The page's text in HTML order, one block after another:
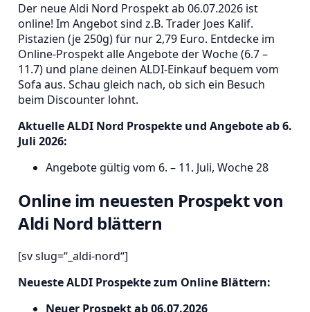
Der neue Aldi Nord Prospekt ab 06.07.2026 ist
online! Im Angebot sind z.B. Trader Joes Kalif.
Pistazien (je 250g) für nur 2,79 Euro. Entdecke im
Online-Prospekt alle Angebote der Woche (6.7 –
11.7) und plane deinen ALDI-Einkauf bequem vom
Sofa aus. Schau gleich nach, ob sich ein Besuch
beim Discounter lohnt.
Aktuelle ALDI Nord Prospekte und Angebote ab 6.
Juli 2026:
Angebote gültig vom 6. – 11. Juli, Woche 28
Online im neuesten Prospekt von
Aldi Nord blättern
[sv slug=“_aldi-nord“]
Neueste ALDI Prospekte zum Online Blättern:
Neuer Prospekt ab 06.07.2026